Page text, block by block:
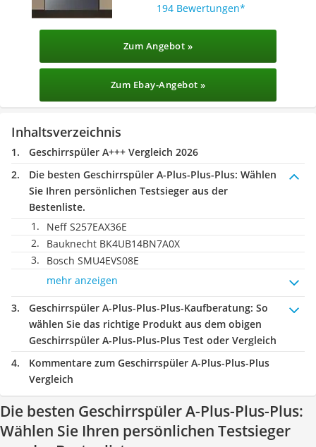
194 Bewertungen
Zum Angebot »
Zum Ebay-Angebot »
Inhaltsverzeichnis
Geschirrspüler A+++ Vergleich 2026
Die besten Geschirrspüler A-Plus-Plus-Plus: Wählen
Sie Ihren persönlichen Testsieger aus der
Bestenliste.
Neff S257EAX36E
Bauknecht BK4UB14BN7A0X
Bosch SMU4EVS08E
mehr anzeigen
Geschirrspüler A-Plus-Plus-Plus-Kaufberatung: So
wählen Sie das richtige Produkt aus dem obigen
Geschirrspüler A-Plus-Plus-Plus Test oder Vergleich
Kommentare zum Geschirrspüler A-Plus-Plus-Plus
Vergleich
Die besten Geschirrspüler A-Plus-Plus-Plus:
Wählen Sie Ihren persönlichen Testsieger